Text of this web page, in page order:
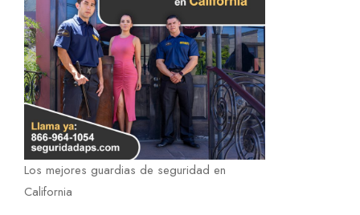
Los mejores guardias de seguridad en
California